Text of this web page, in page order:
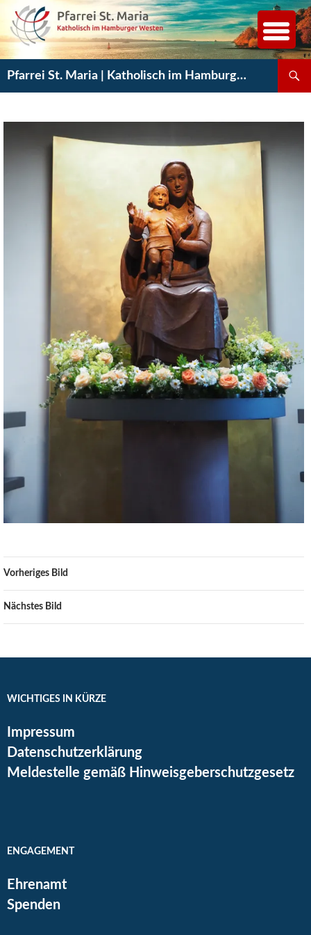
Inhalt
springen
Pfarrei St. Maria | Katholisch im Hamburger Westen
Vorheriges Bild
Nächstes Bild
WICHTIGES IN KÜRZE
Impressum
Datenschutzerklärung
Meldestelle gemäß Hinweisgeberschutzgesetz
ENGAGEMENT
Ehrenamt
Spenden